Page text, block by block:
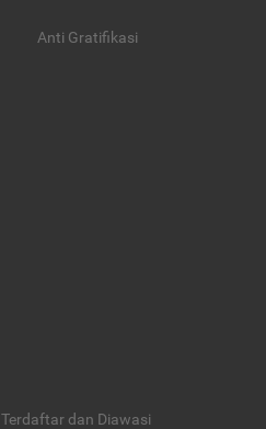
Anti Gratifikasi
Terdaftar dan Diawasi